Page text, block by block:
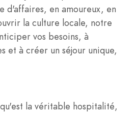
d'affaires, en amoureux, en
la culture locale, notre
vos besoins, à
et à créer un séjour unique,
la véritable hospitalité,